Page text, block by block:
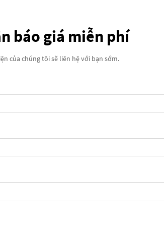
báo giá miễn phí
của chúng tôi sẽ liên hệ với bạn sớm.